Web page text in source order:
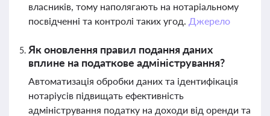
власників, тому наполягають на нотаріальному
посвідченні та контролі таких угод. Джерело
Як оновлення правил подання даних
вплине на податкове адміністрування?
Автоматизація обробки даних та ідентифікація
нотаріусів підвищать ефективність
адміністрування податку на доходи від оренди та